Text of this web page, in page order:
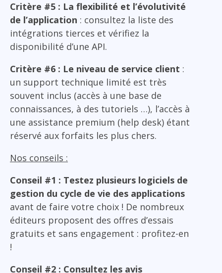
Critère #5 : La flexibilité et l’évolutivité
de l’application : consultez la liste des
intégrations tierces et vérifiez la
disponibilité d’une API.
Critère #6 : Le niveau de service client :
un support technique limité est très
souvent inclus (accès à une base de
connaissances, à des tutoriels …), l’accès à
une assistance premium (help desk) étant
réservé aux forfaits les plus chers.
Nos conseils :
Conseil #1 : Testez plusieurs logiciels de
gestion du cycle de vie des applications
avant de faire votre choix ! De nombreux
éditeurs proposent des offres d’essais
gratuits et sans engagement : profitez-en
!
Conseil #2 : Consultez les avis